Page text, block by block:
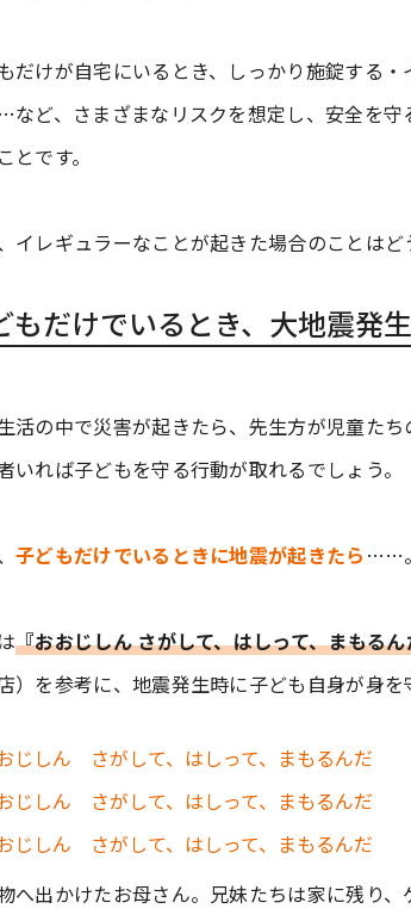
だけが自宅にいるとき、しっかり施錠する
ど、さまざまなリスクを想定し、安全を守
とです。
イレギュラーなことが起きた場合のことはど
もだけでいるとき、大地震発
活の中で災害が起きたら、先生方が児童た
いれば子どもを守る行動が取れるでしょう。
子どもだけでいるときに地震が起きたら ……。
『おおじしん さがして、はしって、まもる
）を参考に、地震発生時に子ども自身が身を
へ出かけたお母さん。兄妹たちは家に残り